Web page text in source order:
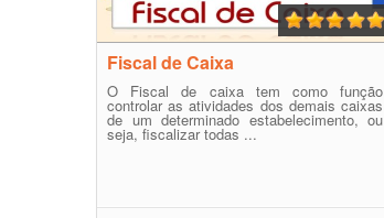
Fiscal de Caixa
O Fiscal de caixa tem como função
controlar as atividades dos demais caixas
de um determinado estabelecimento, ou
seja, fiscalizar todas ...